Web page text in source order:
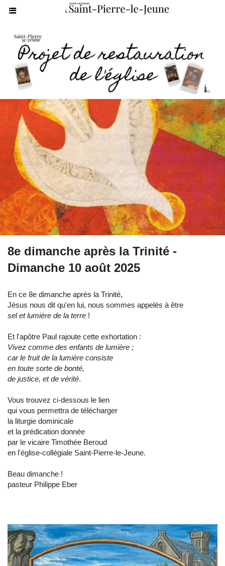
8e dimanche après la Trinité -
Dimanche 10 août 2025
En ce 8e dimanche après la Trinité,
Jésus nous dit qu'en lui, nous sommes appelés à être
sel et lumière de la terre !
Et l'apôtre Paul rajoute cette exhortation :
Vivez comme des enfants de lumière ;
car le fruit de la lumière consiste
en toute sorte de bonté,
de justice, et de vérité.
Vous trouvez ci-dessous le lien
qui vous permettra de télécharger
la liturgie dominicale
et la prédication donnée
par le vicaire Timothée Beroud
en l'église-collégiale Saint-Pierre-le-Jeune.
Beau dimanche !
pasteur Philippe Eber